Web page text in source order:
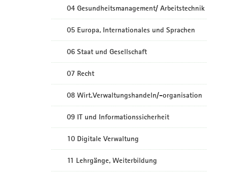
04 Gesundheitsmanagement/ Arbeitstechnik
05 Europa, Internationales und Sprachen
06 Staat und Gesellschaft
07 Recht
08 Wirt.Verwaltungshandeln/-organisation
09 IT und Informationssicherheit
10 Digitale Verwaltung
11 Lehrgänge, Weiterbildung